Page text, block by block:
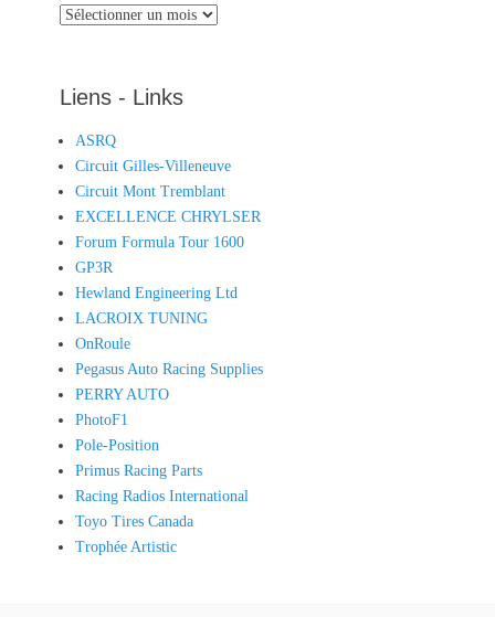
Archives
Liens - Links
ASRQ
Circuit Gilles-Villeneuve
Circuit Mont Tremblant
EXCELLENCE CHRYLSER
Forum Formula Tour 1600
GP3R
Hewland Engineering Ltd
LACROIX TUNING
OnRoule
Pegasus Auto Racing Supplies
PERRY AUTO
PhotoF1
Pole-Position
Primus Racing Parts
Racing Radios International
Toyo Tires Canada
Trophée Artistic